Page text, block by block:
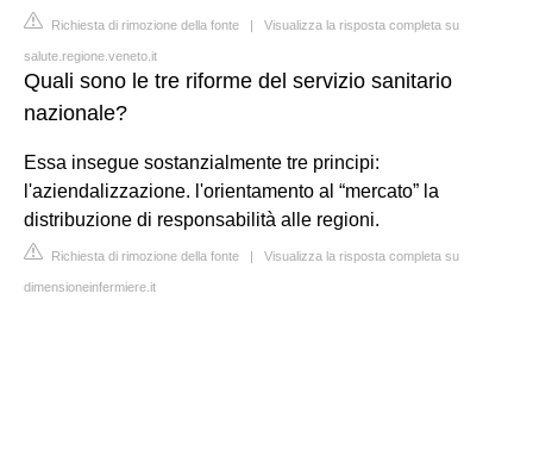
Richiesta di rimozione della fonte | Visualizza la risposta completa su
salute.regione.veneto.it
Quali sono le tre riforme del servizio sanitario
nazionale?
Essa insegue sostanzialmente tre principi:
l'aziendalizzazione. l'orientamento al “mercato” la
distribuzione di responsabilità alle regioni.
Richiesta di rimozione della fonte | Visualizza la risposta completa su
dimensioneinfermiere.it